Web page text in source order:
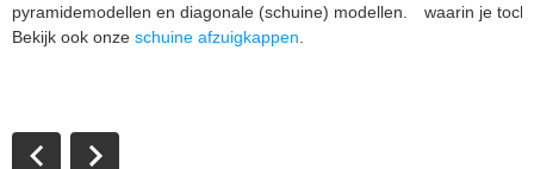
pyramidemodellen en diagonale (schuine) modellen.
Bekijk ook onze schuine afzuigkappen
waarin je